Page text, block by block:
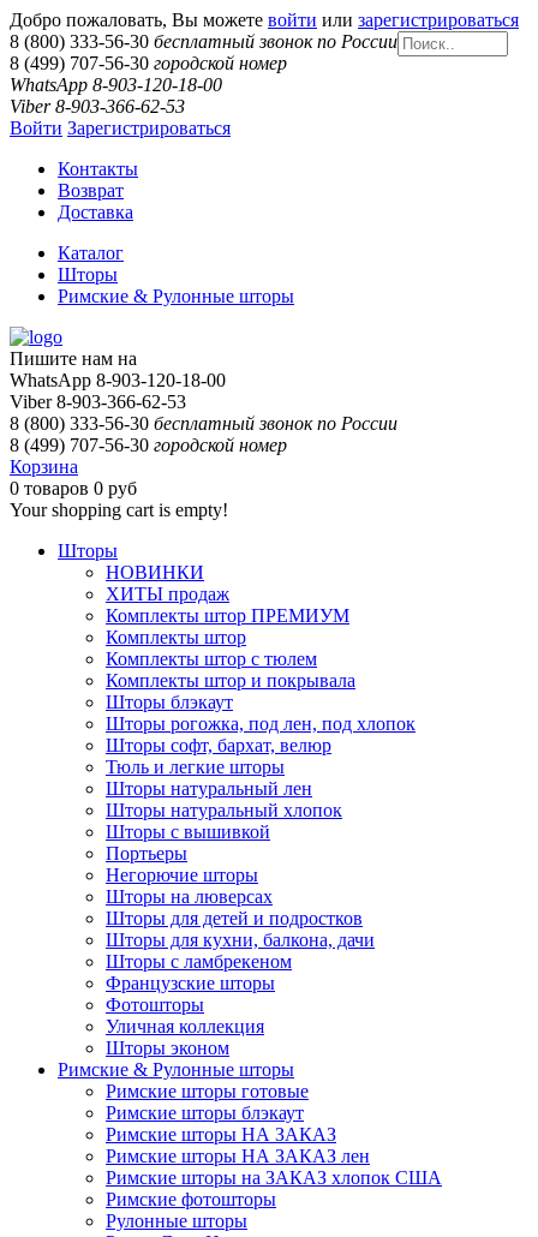
Добро пожаловать, Вы можете войти или зарегистрироваться
8 (800) 333-56-30 бесплатный звонок по России
8 (499) 707-56-30 городской номер
WhatsApp 8-903-120-18-00
Viber 8-903-366-62-53
Войти Зарегистрироваться
Контакты
Возврат
Доставка
Каталог
Шторы
Римские & Рулонные шторы
Пишите нам на
WhatsApp 8-903-120-18-00
Viber 8-903-366-62-53
8 (800) 333-56-30 бесплатный звонок по России
8 (499) 707-56-30 городской номер
Корзина
0 товаров 0 руб
Your shopping cart is empty!
Шторы
НОВИНКИ
ХИТЫ продаж
Комплекты штор ПРЕМИУМ
Комплекты штор
Комплекты штор с тюлем
Комплекты штор и покрывала
Шторы блэкаут
Шторы рогожка, под лен, под хлопок
Шторы софт, бархат, велюр
Тюль и легкие шторы
Шторы натуральный лен
Шторы натуральный хлопок
Шторы с вышивкой
Портьеры
Негорючие шторы
Шторы на люверсах
Шторы для детей и подростков
Шторы для кухни, балкона, дачи
Шторы с ламбрекеном
Французские шторы
Фотошторы
Уличная коллекция
Шторы эконом
Римские & Рулонные шторы
Римские шторы готовые
Римские шторы блэкаут
Римские шторы НА ЗАКАЗ
Римские шторы НА ЗАКАЗ лен
Римские шторы на ЗАКАЗ хлопок США
Римские фотошторы
Рулонные шторы